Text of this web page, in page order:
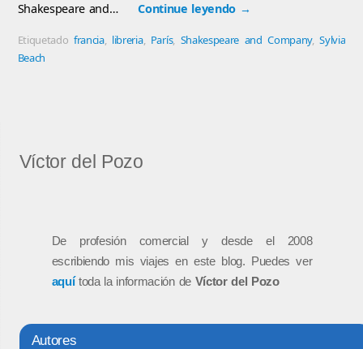
Shakespeare and…
Continue leyendo →
Etiquetado francia, libreria, París, Shakespeare and Company,Sylvia
Beach
Víctor del Pozo
De profesión comercial y desde el 2008
escribiendo mis viajes en este blog. Puedes ver
aquítoda la información de Víctor del Pozo
Autores